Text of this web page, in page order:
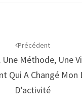
Précédent
Une Méthode, Une
Qui A Changé
D’activité